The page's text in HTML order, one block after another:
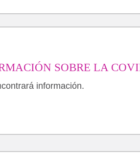
SOBRE LA
información.